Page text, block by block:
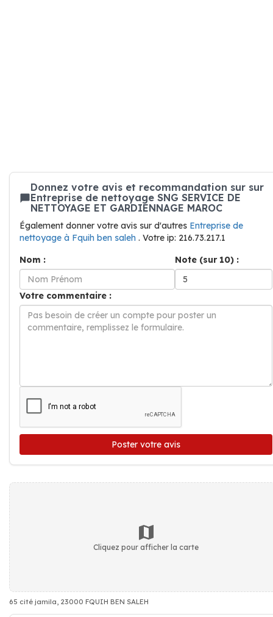
Donnez votre avis et recommandation sur sur
Entreprise de nettoyage SNG SERVICE DE
NETTOYAGE ET GARDIENNAGE MAROC
Également donner votre avis sur d'autres Entreprise de
nettoyage à Fquih ben saleh . Votre ip: 216.73.217.1
Nom :
Note (sur 10) :
Votre commentaire :
Poster votre avis
Cliquez pour afficher la carte
65 cité jamila, 23000 FQUIH BEN SALEH